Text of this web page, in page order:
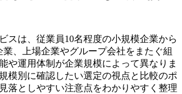
スは、従業員10名程度の小規模企業から
業、上場企業やグループ会社をまたぐ組
や運用体制が企業規模によって異なりま
模別に確認したい選定の視点と比較のポ
落としやすい注意点をわかりやすく整理